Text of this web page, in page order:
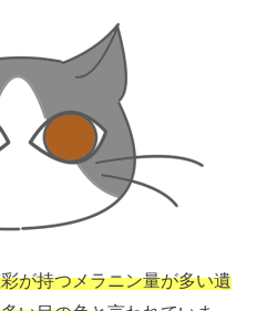
が持つメラニン量が多い遺